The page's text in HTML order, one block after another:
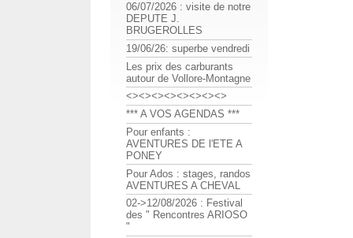
06/07/2026 : visite de notre
DEPUTE J.
BRUGEROLLES
19/06/26: superbe vendredi
Les prix des carburants
autour de Vollore-Montagne
<><><><><><><><>
*** A VOS AGENDAS ***
Pour enfants :
AVENTURES DE l'ETE A
PONEY
Pour Ados : stages, randos
AVENTURES A CHEVAL
02->12/08/2026 : Festival
des " Rencontres ARIOSO
"